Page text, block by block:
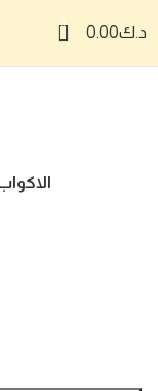
0 د.ك0.00